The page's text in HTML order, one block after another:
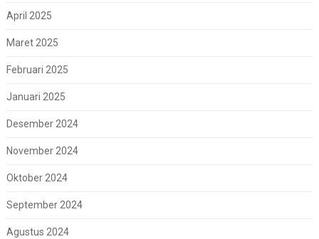
April 2025
Maret 2025
Februari 2025
Januari 2025
Desember 2024
November 2024
Oktober 2024
September 2024
Agustus 2024